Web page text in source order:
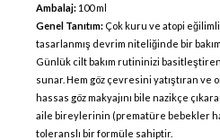
Ambalaj: 100 ml
Genel Tanıtım: Çok kuru ve atopi
tasarlanmış devrim niteliğinde bir
Günlük cilt bakım rutininizi
sunar. Hem göz çevresini yatıştıran ve
hassas göz makyajını bile nazikçe
aile bireylerinin (prematüre bebekler
toleranslı bir formüle sahiptir.